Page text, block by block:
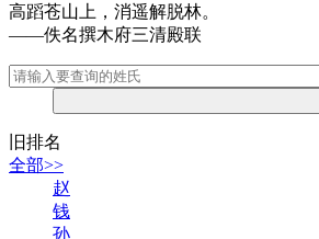
高蹈苍山上，消遥解脱林。
——佚名撰木府三清殿联
旧排名
全部>>
赵
钱
孙